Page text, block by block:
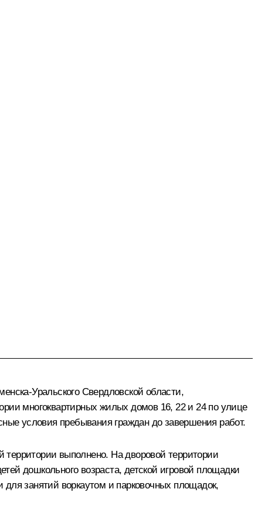
Уральского Свердловской области,
многоквартирных жилых домов 16, 22 и 24 по улице
условия пребывания граждан до завершения работ.
территории выполнено. На дворовой территории
дошкольного возраста, детской игровой площадки
для занятий воркаутом и парковочных площадок,